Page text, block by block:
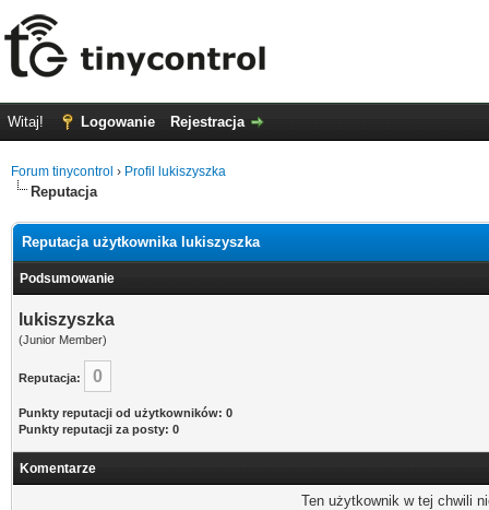
Witaj! Logowanie Rejestracja
Forum tinycontrol › Profil lukiszyszka
Reputacja
Reputacja użytkownika lukiszyszka
Podsumowanie
lukiszyszka
(Junior Member)
Reputacja: 0
Punkty reputacji od użytkowników: 0
Punkty reputacji za posty: 0
Komentarze
Ten użytkownik w tej chwili